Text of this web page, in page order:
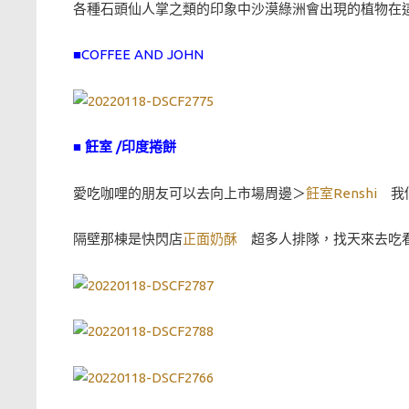
各種石頭仙人掌之類的印象中沙漠綠洲會出現的植物在
■COFFEE AND JOHN
■ 飪室 /印度捲餅
愛吃咖哩的朋友可以去向上市場周邊＞飪室Renshi 我
隔壁那棟是快閃店正面奶酥 超多人排隊，找天來去吃